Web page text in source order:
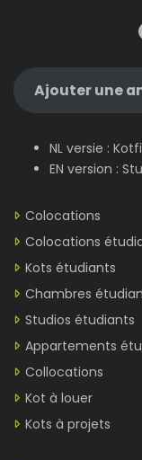
Ajouter une
NL versie :
EN version :
Colocations
Colocations
Kots étudiants
Chambres
Studios étudiants
Appartements
Collocations
Kot à louer
Kots à projets